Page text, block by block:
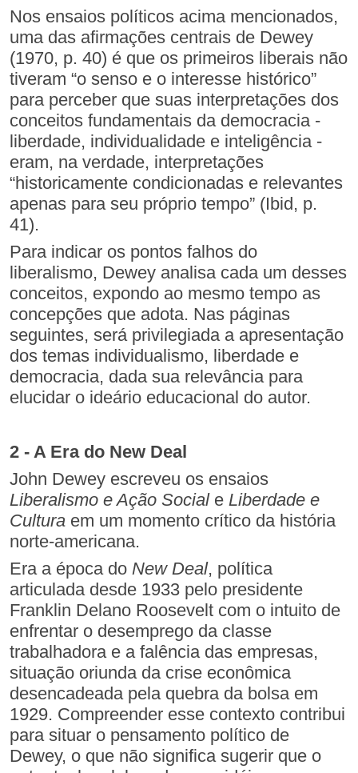
Nos ensaios políticos acima mencionados,
uma das afirmações centrais de Dewey
(1970, p. 40) é que os primeiros liberais não
tiveram “o senso e o interesse histórico”
para perceber que suas interpretações dos
conceitos fundamentais da democracia -
liberdade, individualidade e inteligência -
eram, na verdade, interpretações
“historicamente condicionadas e relevantes
apenas para seu próprio tempo” (Ibid, p.
41).
Para indicar os pontos falhos do
liberalismo, Dewey analisa cada um desses
conceitos, expondo ao mesmo tempo as
concepções que adota. Nas páginas
seguintes, será privilegiada a apresentação
dos temas individualismo, liberdade e
democracia, dada sua relevância para
elucidar o ideário educacional do autor.
2 - A Era do New Deal
John Dewey escreveu os ensaios
Liberalismo e Ação Sociale Liberdade e
Cultura em um momento crítico da história
norte-americana.
Era a época do New Deal, política
articulada desde 1933 pelo presidente
Franklin Delano Roosevelt com o intuito de
enfrentar o desemprego da classe
trabalhadora e a falência das empresas,
situação oriunda da crise econômica
desencadeada pela quebra da bolsa em
1929. Compreender esse contexto contribui
para situar o pensamento político de
Dewey, o que não significa sugerir que o